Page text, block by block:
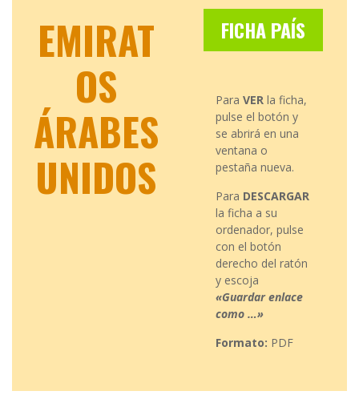
EMIRAT
OS
ÁRABES
UNIDOS
FICHA PAÍS
Para VER la ficha,
pulse el botón y
se abrirá en una
ventana o
pestaña nueva.
Para DESCARGAR
la ficha a su
ordenador, pulse
con el botón
derecho del ratón
y escoja
«Guardar enlace
como …»
Formato: PDF